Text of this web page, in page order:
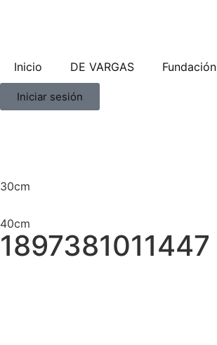
Inicio DE VARGAS Fundación
Iniciar sesión
30cm
40cm
1897381011447